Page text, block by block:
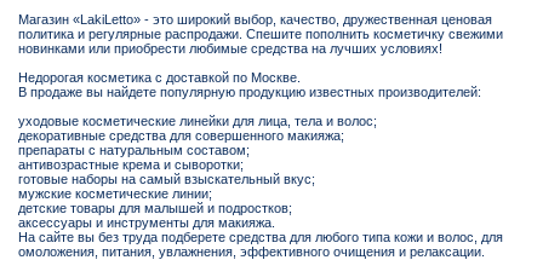
Магазин «LakiLetto» - это широкий выбор, качество, дружественная ценовая
политика и регулярные распродажи. Спешите пополнить косметичку свежими
новинками или приобрести любимые средства на лучших условиях!
Недорогая косметика с доставкой по Москве.
В продаже вы найдете популярную продукцию известных производителей:
уходовые косметические линейки для лица, тела и волос;
декоративные средства для совершенного макияжа;
препараты с натуральным составом;
антивозрастные крема и сыворотки;
готовые наборы на самый взыскательный вкус;
мужские косметические линии;
детские товары для малышей и подростков;
аксессуары и инструменты для макияжа.
На сайте вы без труда подберете средства для любого типа кожи и волос, для
омоложения, питания, увлажнения, эффективного очищения и релаксации.